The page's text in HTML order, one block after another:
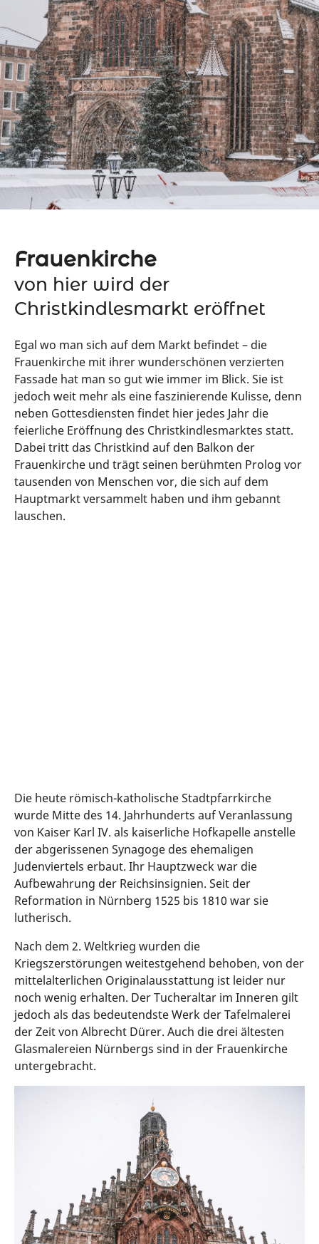
Frauenkirche
von hier wird der
Christkindlesmarkt eröffnet
Egal wo man sich auf dem Markt befindet – die
Frauenkirche mit ihrer wunderschönen verzierten
Fassade hat man so gut wie immer im Blick. Sie ist
jedoch weit mehr als eine faszinierende Kulisse, denn
neben Gottesdiensten findet hier jedes Jahr die
feierliche Eröffnung des Christkindlesmarktes statt.
Dabei tritt das Christkind auf den Balkon der
Frauenkirche und trägt seinen berühmten Prolog vor
tausenden von Menschen vor, die sich auf dem
Hauptmarkt versammelt haben und ihm gebannt
lauschen.
Die heute römisch-katholische Stadtpfarrkirche
wurde Mitte des 14. Jahrhunderts auf Veranlassung
von Kaiser Karl IV. als kaiserliche Hofkapelle anstelle
der abgerissenen Synagoge des ehemaligen
Judenviertels erbaut. Ihr Hauptzweck war die
Aufbewahrung der Reichsinsignien. Seit der
Reformation in Nürnberg 1525 bis 1810 war sie
lutherisch.
Nach dem 2. Weltkrieg wurden die
Kriegszerstörungen weitestgehend behoben, von der
mittelalterlichen Originalausstattung ist leider nur
noch wenig erhalten. Der Tucheraltar im Inneren gilt
jedoch als das bedeutendste Werk der Tafelmalerei
der Zeit von Albrecht Dürer. Auch die drei ältesten
Glasmalereien Nürnbergs sind in der Frauenkirche
untergebracht.